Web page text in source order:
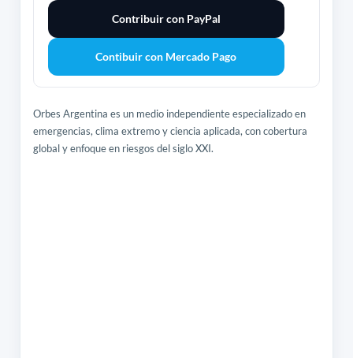
Contribuir con PayPal
Contibuir con Mercado Pago
Orbes Argentina es un medio independiente especializado en
emergencias, clima extremo y ciencia aplicada, con cobertura
global y enfoque en riesgos del siglo XXI.